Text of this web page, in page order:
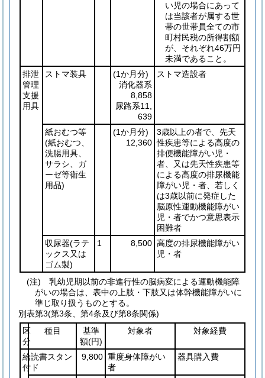
い児の場合にあって
は当該者が属する世
帯の世帯員全ての市
町村民税の所得割額
が、それぞれ46万円
未満であること。
排泄
管理
支援
用具
ストマ装具
(1か月分)
消化器系
8,858
尿路系11,
639
ストマ造設者
紙おむつ等
(紙おむつ、
洗腸用具、
サラシ、ガ
ーゼ等衛生
用品)
(1か月分)
12,360
3歳以上の者で、先天
性疾患等による高度の
排便機能障がい児・
者、又は先天性疾患等
による高度の排尿機能
障がい児・者、若しく
は3歳以前に発症した
脳原性運動機能障がい
児・者でかつ意思表示
困難者
収尿器(ラテ
ックス又は
ゴム製)
1 8,500 高度の排尿機能障がい
児・者
(注) 乳幼児期以前の非進行性の脳病変による運動機能障
がいの場合は、表中の上肢・下肢又は体幹機能障がいに
準じ取り扱うものとする。
別表第3(第3条、第4条及び第8条関係)
区
分
種目
基準
額(円)
対象者 対象経費
給
付
読書スタン
ド
9,800 重度身体障がい
者
器具購入費